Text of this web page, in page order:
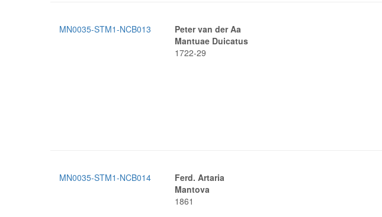
MN0035-STM1-NCB013
Peter van der Aa
Mantuae Duicatus
1722-29
MN0035-STM1-NCB014
Ferd. Artaria
Mantova
1861